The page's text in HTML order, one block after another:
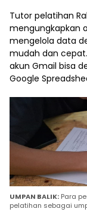
Tutor pelatihan
mengungkapkan
mengelola data
mudah dan
akun Gmail bisa
Google
UMPAN BALIK: Para
pelatihan sebagai